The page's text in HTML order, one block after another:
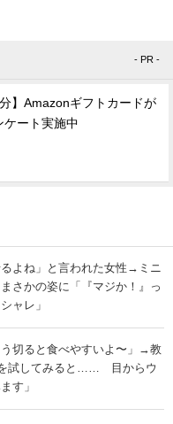
- PR -
】Amazonギフトカードが
ケート実施中
るよね」と言われた女性→ミニ
かの姿に「『マジか！』っ
ャレ」
切ると食べやすいよ〜」→教
を試してみると…… 目からウ
す」